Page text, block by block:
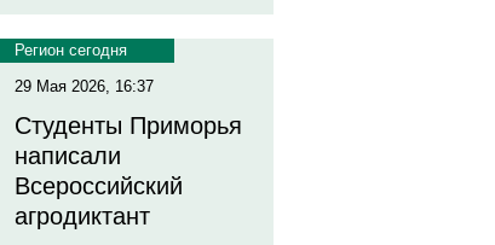
Регион сегодня
29 Мая 2026, 16:37
Студенты Приморья
написали
Всероссийский
агродиктант